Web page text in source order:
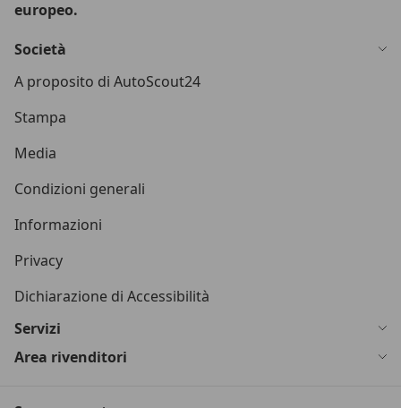
europeo.
Società
A proposito di AutoScout24
Stampa
Media
Condizioni generali
Informazioni
Privacy
Dichiarazione di Accessibilità
Servizi
Area rivenditori